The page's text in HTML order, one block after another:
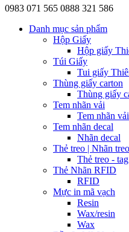
0983 071 565 0888 321 586
Danh mục sản phẩm
Hộp Giấy
Hộp giấy
Túi Giấy
Tui giấy
Thùng giấy carton
Thùng giấy
Tem nhãn vải
Tem nhãn
Tem nhãn decal
Nhãn decal
Thẻ treo | Nhãn treo
Thẻ treo - tag
Thẻ Nhãn RFID
RFID
Mực in mã vạch
Resin
Wax/resin
Wax